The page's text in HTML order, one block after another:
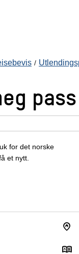
for det norske
et nytt.